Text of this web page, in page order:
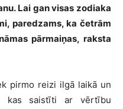
Lai gan visas zodiaka
paredzams, ka četrām
pārmaiņas, raksta
pirmo reizi ilgā laikā un
kas saistīti ar vērtību